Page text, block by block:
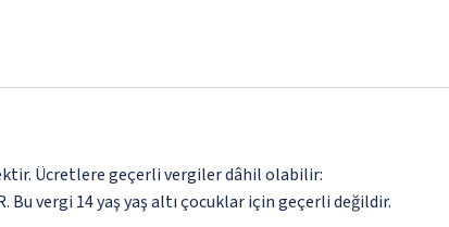
Ücretlere geçerli vergiler dâhil olabilir:
Bu vergi 14 yaş yaş altı çocuklar için geçerli değildir.